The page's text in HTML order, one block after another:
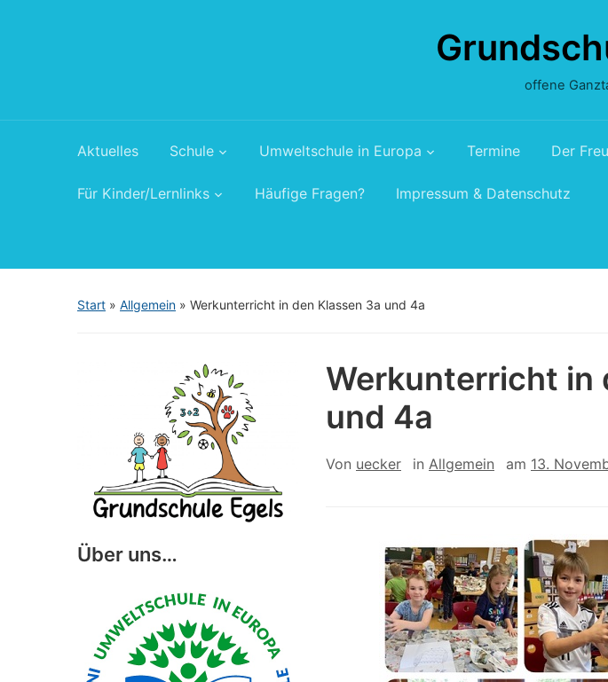
offene
Aktuelles Schule Umweltschule in Europa Termine Der
Für Kinder/Lernlinks Häufige Fragen? Impressum & Datenschutz
Start » Allgemein » Werkunterricht in den Klassen 3a und 4a
Über uns…
Werkunterricht in
und 4a
Von uecker in Allgemein am 13.